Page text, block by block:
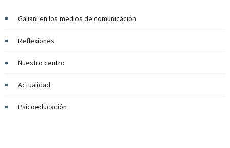
Galiani en los medios de comunicación
Reflexiones
Nuestro centro
Actualidad
Psicoeducación